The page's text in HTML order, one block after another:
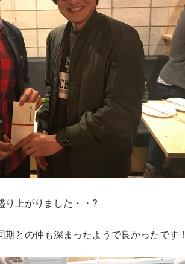
り上がりました・・?
との仲も深まったようで良かったです！